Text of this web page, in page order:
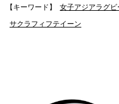
【キーワード】 女子アジアラグ
サクラフィフテイーン